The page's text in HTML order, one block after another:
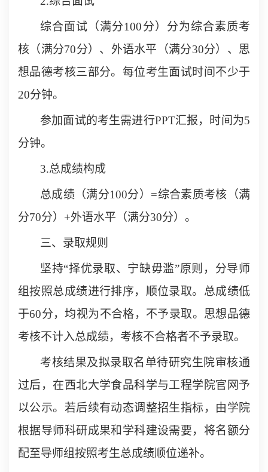
综合面试（满分100分）分为综合素质考
核（满分70分）、外语水平（满分30分）、思
想品德考核三部分。每位考生面试时间不少于
20分钟。
参加面试的考生需进行PPT汇报，时间为5
分钟。
3.总成绩构成
总成绩（满分100分）=综合素质考核（满
分70分）+外语水平（满分30分）。
三、录取规则
坚持“择优录取、宁缺毋滥”原则，分导师
组按照总成绩进行排序，顺位录取。总成绩低
于60分，均视为不合格，不予录取。思想品德
考核不计入总成绩，考核不合格者不予录取。
考核结果及拟录取名单待研究生院审核通
过后，在西北大学食品科学与工程学院官网予
以公示。若后续有动态调整招生指标，由学院
根据导师科研成果和学科建设需要，将名额分
配至导师组按照考生总成绩顺位递补。